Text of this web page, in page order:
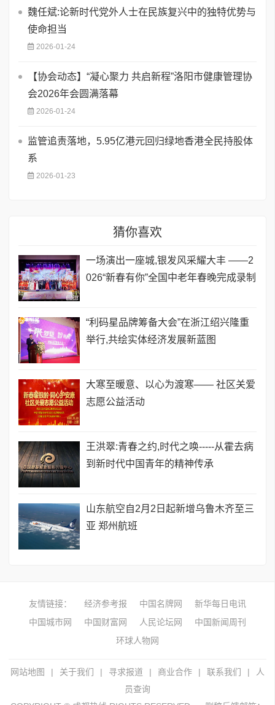
魏任斌:论新时代党外人士在民族复兴中的独特优势与
使命担当
2026-01-24
【协会动态】“凝心聚力 共启新程”洛阳市健康管理协
会2026年会圆满落幕
2026-01-24
监管追责落地，5.95亿港元回归绿地香港全民持股体
系
2026-01-23
猜你喜欢
一场演出一座城,银发风采耀大丰 ——2
026“新春有你”全国中老年春晚完成录制
​“利码星品牌筹备大会”在浙江绍兴隆重
举行,共绘实体经济发展新蓝图
​大寒至暖意、以心为渡寒—— 社区关爱
志愿公益活动
王洪翠:青春之约,时代之唤-----从霍去病
到新时代中国青年的精神传承
山东航空自2月2日起新增乌鲁木齐至三
亚 郑州航班
友情链接： 经济参考报 中国名牌网
新华每日电讯
中国城市网
中国财富网 人民论坛网
中国新闻周刊
环球人物网
网站地图 | 关于我们 | 寻求报道 | 商业合作 | 联系我们 |
人
员查询